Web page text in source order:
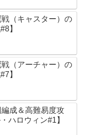
戦（キャスター）の
】
戦（アーチャー）の
】
編成＆高難易度攻
ハロウィン#1】